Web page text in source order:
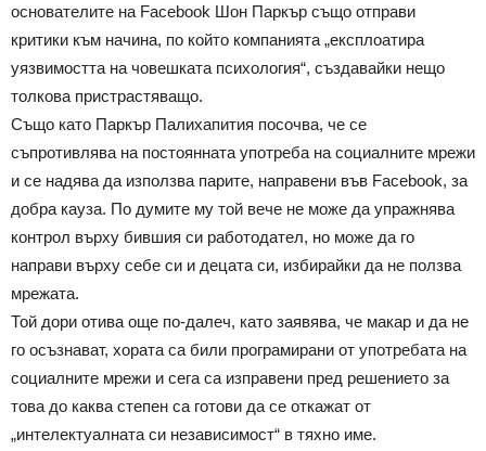
основателите на Facebook Шон Паркър също отправи
критики към начина, по който компанията „експлоатира
уязвимостта на човешката психология“, създавайки нещо
толкова пристрастяващо.
Също като Паркър Палихапития посочва, че се
съпротивлява на постоянната употреба на социалните мрежи
и се надява да използва парите, направени във Facebook, за
добра кауза. По думите му той вече не може да упражнява
контрол върху бившия си работодател, но може да го
направи върху себе си и децата си, избирайки да не ползва
мрежата.
Той дори отива още по-далеч, като заявява, че макар и да не
го осъзнават, хората са били програмирани от употребата на
социалните мрежи и сега са изправени пред решението за
това до каква степен са готови да се откажат от
„интелектуалната си независимост“ в тяхно име.